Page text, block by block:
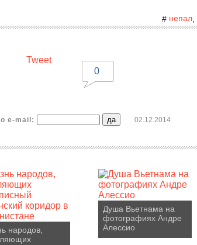
# непал
Tweet
0
e-mail: 02.12.2014
народов,
Душа Вьетнама на
фотографиях Андре
Алессио